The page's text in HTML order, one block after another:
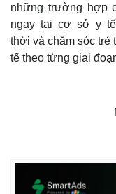
Vụ án
những trường hợp
ngay tại cơ sở y
thời và chăm sóc trẻ
tế theo từng giai